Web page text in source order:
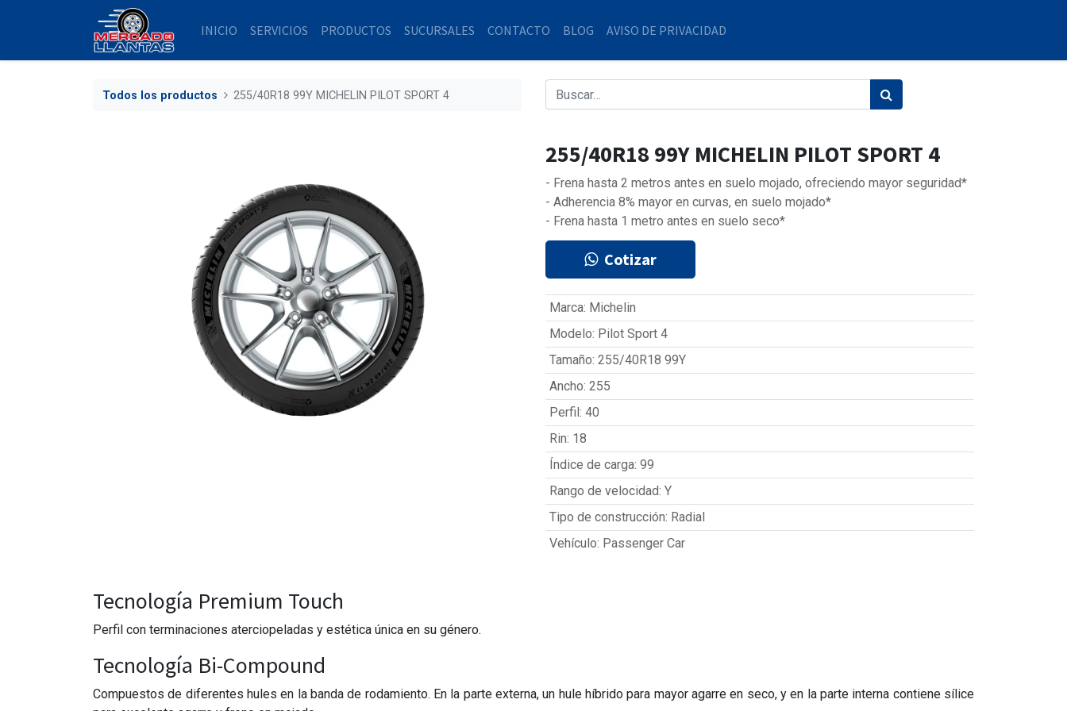
INICIO SERVICIOS PRODUCTOS SUCURSALES CONTACTO BLOG AVISO DE PRIVACIDAD
Todos los productos 255/40R18 99Y MICHELIN PILOT SPORT 4
255/40R18 99Y MICHELIN PILOT SPORT 4
- Frena hasta 2 metros antes en suelo mojado, ofreciendo mayor seguridad*
- Adherencia 8% mayor en curvas, en suelo mojado*
- Frena hasta 1 metro antes en suelo seco*
Cotizar
Marca: Michelin
Modelo: Pilot Sport 4
Tamaño: 255/40R18 99Y
Ancho: 255
Perfil: 40
Rin: 18
Índice de carga: 99
Rango de velocidad: Y
Tipo de construcción: Radial
Vehículo: Passenger Car
Tecnología Premium Touch
Perfil con terminaciones aterciopeladas y estética única en su género.
Tecnología Bi-Compound
Compuestos de diferentes hules en la banda de rodamiento. En la parte externa, un hule híbrido para mayor agarre en seco, y en la parte interna contiene sílice